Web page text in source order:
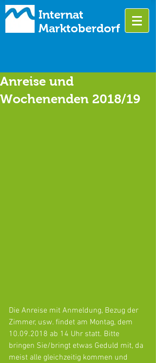
Internat
Marktoberdorf
Anreise und
Wochenenden 2018/19
Die Anreise mit Anmeldung, Bezug der
Zimmer, usw. findet am Montag, dem
10.09.2018 ab 14 Uhr statt. Bitte
bringen Sie/bringt etwas Geduld mit, da
meist alle gleichzeitig kommen und